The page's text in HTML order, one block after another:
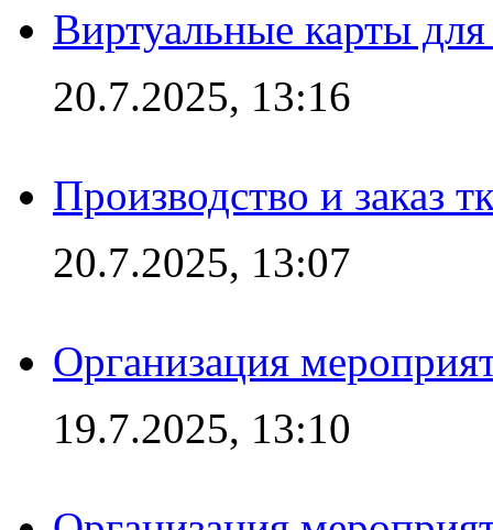
Виртуальные карты
20.7.2025, 13:16
Производство и заказ
20.7.2025, 13:07
Организация
19.7.2025, 13:10